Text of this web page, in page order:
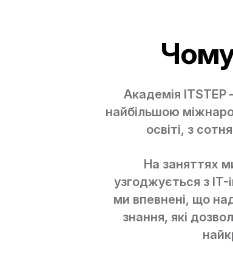
Академія ITSTEP
найбільшою
освіті, з
На заняттях
узгоджується з
ми впевнені, що
знання, які